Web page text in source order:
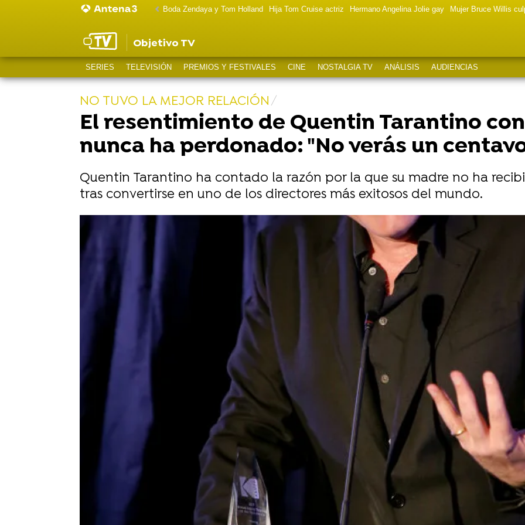
Boda Zendaya y Tom Holland Hija Tom Cruise actriz Hermano Angelina Jolie gay Mujer Bruce Willis
Objetivo TV
SERIES TELEVISIÓN PREMIOS Y FESTIVALES CINE NOSTALGIA TV ANÁLISIS AUDIENCIAS
NO TUVO LA MEJOR RELACIÓN
El resentimiento de Quentin Tarantino
nunca ha perdonado: "No verás un
Quentin Tarantino ha contado la razón por la que su madre no ha
tras convertirse en uno de los directores más exitosos del mundo.
11 de agosto de 2021, 13:11
WhatsappFacebook
X
Más información
"Es un irresponsable":
La hija de Bruce Lee
Quentin Tarantino
sigue siendo uno de los
directores de cine con más renombre en el mundillo
de Hollywood. Tarantino lleva ya más de dos años
sin aparecer con una nueva producción en la gran